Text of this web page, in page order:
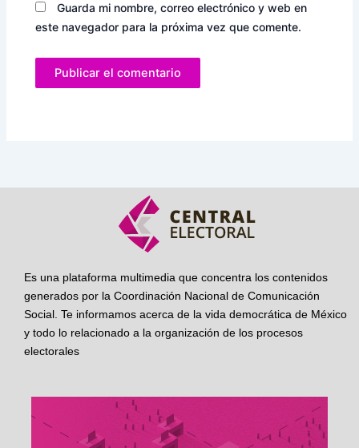
Guarda mi nombre, correo electrónico y web en
este navegador para la próxima vez que comente.
Es una plataforma multimedia que concentra los contenidos
generados por la Coordinación Nacional de Comunicación
Social. Te informamos acerca de la vida democrática de México
y todo lo relacionado a la organización de los procesos
electorales